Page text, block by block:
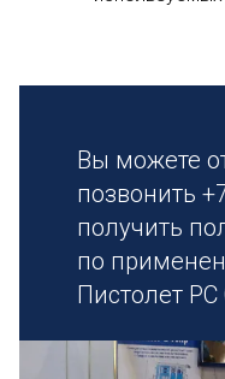
Вы можете
позвонить
получить
по
Пистолет PC